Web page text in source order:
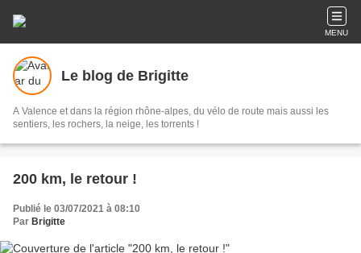
MENU
Le blog de Brigitte
A Valence et dans la région rhône-alpes, du vélo de route mais aussi les
sentiers, les rochers, la neige, les torrents !
200 km, le retour !
Publié le 03/07/2021 à 08:10
Par Brigitte